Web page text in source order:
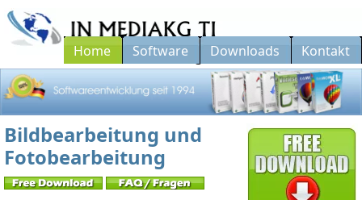
Softwareentwicklung seit 1994...
Home Software Downloads Kontakt
Bildbearbeitung und
Fotobearbeitung